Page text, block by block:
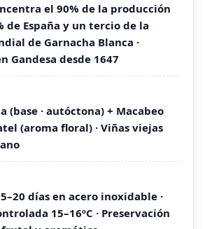
el 90% de la producción
de España y un tercio de la
de Garnacha Blanca ·
Gandesa desde 1647
(base · autóctona) + Macabeo
(aroma floral) · Viñas viejas
días en acero inoxidable ·
15–16ºC · Preservación